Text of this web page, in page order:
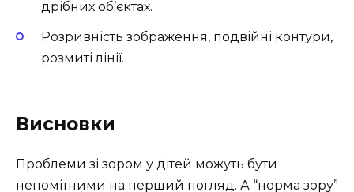
дрібних об’єктах.
Розривність зображення, подвійні контури,
розмиті лінії.
Висновки
Проблеми зі зором у дітей можуть бути
непомітними на перший погляд. А “норма зору”